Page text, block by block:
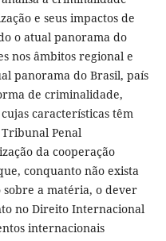
e seus impactos de
o atual panorama do
nos âmbitos regional e
panorama do Brasil, país
de criminalidade,
características têm
Penal
da cooperação
conquanto não exista
a matéria, o dever
no Direito Internacional
internacionais